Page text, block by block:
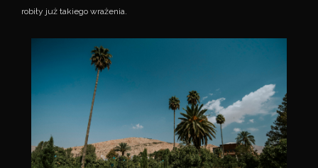
robiły już takiego wrażenia.